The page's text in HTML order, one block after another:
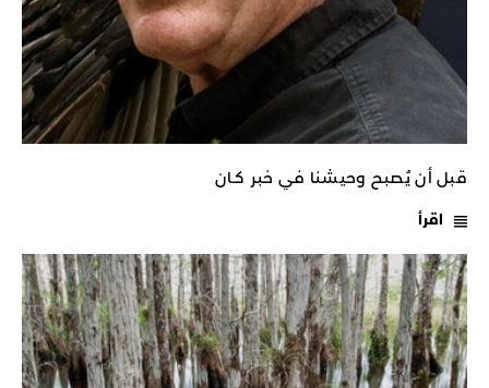
قبل أن يُصبح وحيشنا في خبر كـان
اقرأ